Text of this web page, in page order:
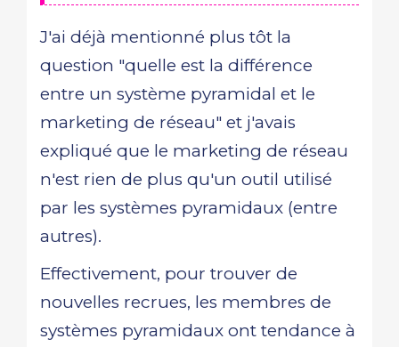
J'ai déjà mentionné plus tôt la
question "quelle est la différence
entre un système pyramidal et le
marketing de réseau" et j'avais
expliqué que le marketing de réseau
n'est rien de plus qu'un outil utilisé
par les systèmes pyramidaux (entre
autres).
Effectivement, pour trouver de
nouvelles recrues, les membres de
systèmes pyramidaux ont tendance à